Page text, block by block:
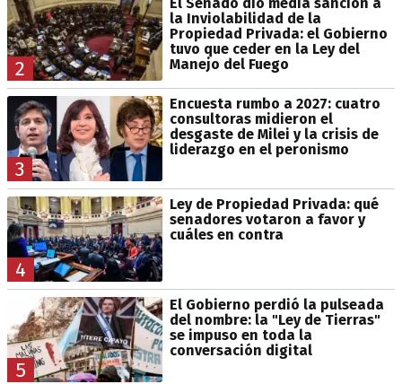
2
la Inviolabilidad de la
Propiedad Privada: el Gobierno
tuvo que ceder en la Ley del
Manejo del Fuego
3
Encuesta rumbo a 2027: cuatro
consultoras midieron el
desgaste de Milei y la crisis de
liderazgo en el peronismo
4
Ley de Propiedad Privada: qué
senadores votaron a favor y
cuáles en contra
5
El Gobierno perdió la pulseada
del nombre: la "Ley de Tierras"
se impuso en toda la
conversación digital